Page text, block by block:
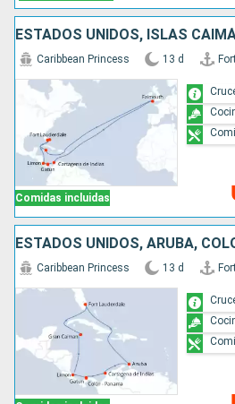
Comidas incluidas
Caribbean Princess 13 d
Caribbean Princess 13 d